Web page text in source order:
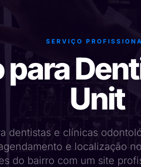
SERVIÇO
para
Unit
dentistas e clínicas
e localização
do bairro com um site